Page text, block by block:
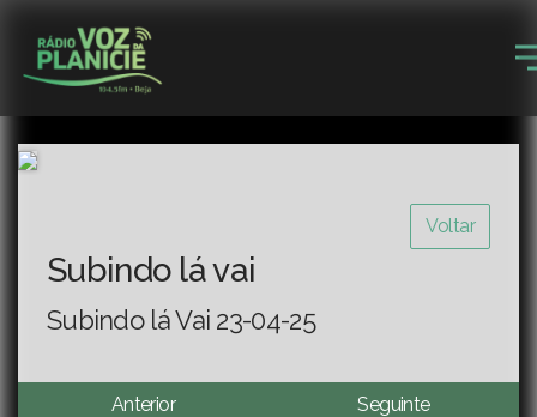
Voltar
Subindo lá vai
Subindo lá Vai 23-04-25
Anterior Seguinte